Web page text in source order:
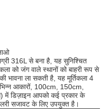
316L से बना है, यह सुनिश्चित
को जंग वाले स्थानों को बाहरी रूप से
भावना ला सकती है, यह मूर्तिकला 4
आकारों, 100cm, 150cm,
में डिज़ाइन आपको कई प्रकार के
सजावट के लिए उपयुक्त है।